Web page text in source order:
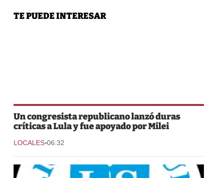
TE PUEDE INTERESAR
Un congresista republicano lanzó duras
críticas a Lula y fue apoyado por Milei
LOCALES-06:32